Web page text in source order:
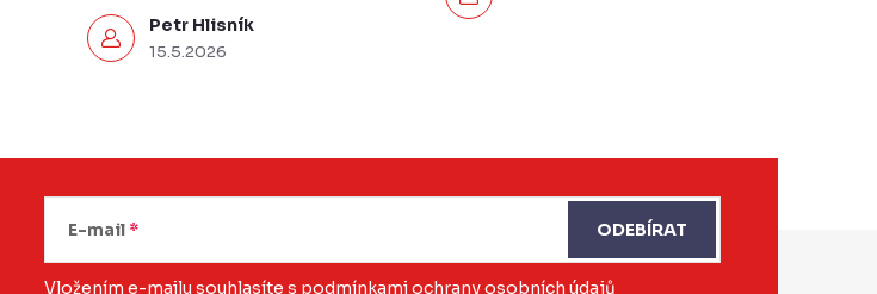
Petr Hlisník
15.5.2026
E-mail
Vložením e-mailu souhlasíte s podmínkami ochrany osobních údajů
ODEBÍRAT